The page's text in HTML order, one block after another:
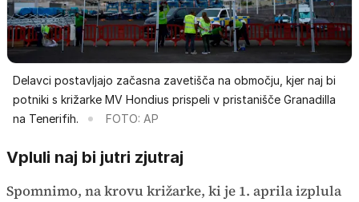
Delavci postavljajo začasna zavetišča na območju, kjer naj bi
potniki s križarke MV Hondius prispeli v pristanišče Granadilla
na Tenerifih.
FOTO: AP
Vpluli naj bi jutri zjutraj
Spomnimo, na krovu križarke, ki je 1. aprila izplula